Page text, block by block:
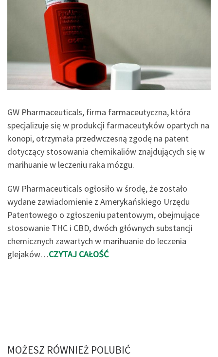
GW Pharmaceuticals, firma farmaceutyczna, która
specjalizuje się w produkcji farmaceutyków opartych na
konopi, otrzymała przedwczesną zgodę na patent
dotyczący stosowania chemikaliów znajdujących się w
marihuanie w leczeniu raka mózgu.
GW Pharmaceuticals ogłosiło w środę, że zostało
wydane zawiadomienie z Amerykańskiego Urzędu
Patentowego o zgłoszeniu patentowym, obejmujące
stosowanie THC i CBD, dwóch głównych substancji
chemicznych zawartych w marihuanie do leczenia
glejaków…CZYTAJ CAŁOŚĆ
MOŻESZ RÓWNIEŻ POLUBIĆ